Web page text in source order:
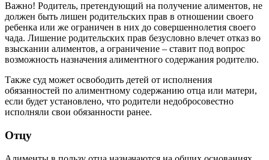
Важно! Родитель, претендующий на получение алиментов, не
должен быть лишен родительских прав в отношении своего
ребенка или же ограничен в них до совершеннолетия своего
чада. Лишение родительских прав безусловно влечет отказ во
взыскании алиментов, а ограничение – ставит под вопрос
возможность назначения алиментного содержания родителю.
Также суд может освободить детей от исполнения
обязанностей по алиментному содержанию отца или матери,
если будет установлено, что родители недобросовестно
исполняли свои обязанности ранее.
Отцу